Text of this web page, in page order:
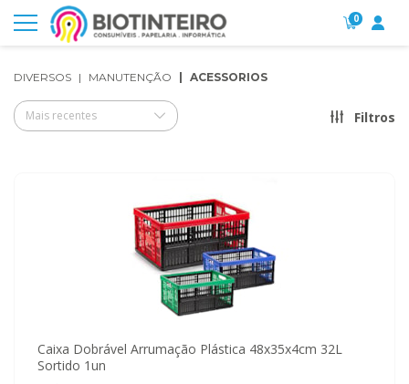
0
DIVERSOS MANUTENÇÃO ACESSORIOS
Mais recentes Filtros
Caixa Dobrável Arrumação Plástica 48x35x4cm 32L
Sortido 1un